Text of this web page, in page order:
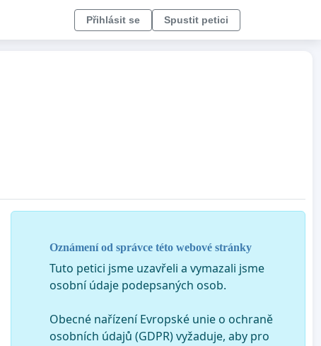
Přihlásit se Spustit petici
Oznámení od správce této webové stránky
Tuto petici jsme uzavřeli a vymazali jsme
osobní údaje podepsaných osob.
Obecné nařízení Evropské unie o ochraně
osobních údajů (GDPR) vyžaduje, aby pro